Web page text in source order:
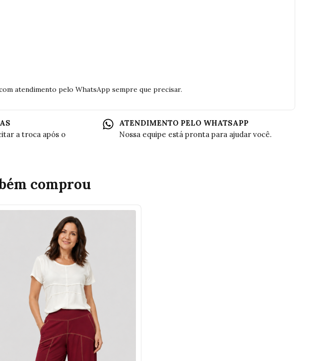
atendimento pelo WhatsApp sempre que precisar.
a troca após o
ATENDIMENTO PELO WHATSAPP
Nossa equipe está pronta para ajudar você.
comprou